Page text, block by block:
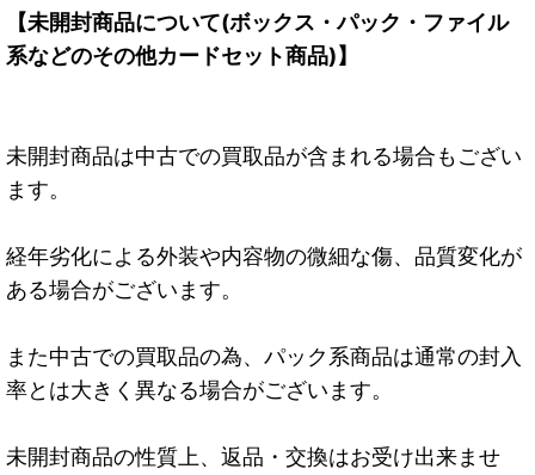
【未開封商品について(ボックス・パック・ファイル
系などのその他カードセット商品)】
未開封商品は中古での買取品が含まれる場合もござい
ます。
経年劣化による外装や内容物の微細な傷、品質変化が
ある場合がございます。
また中古での買取品の為、パック系商品は通常の封入
率とは大きく異なる場合がございます。
未開封商品の性質上、返品・交換はお受け出来ませ